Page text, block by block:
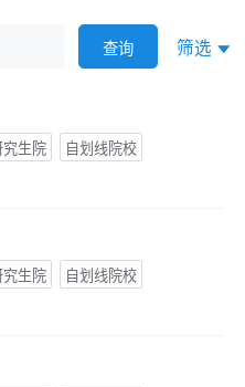
查询 筛选
生院 自划线院校
生院 自划线院校